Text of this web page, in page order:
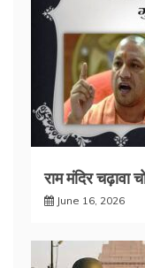
राम मंदिर चढ़ावा
June 16, 2026